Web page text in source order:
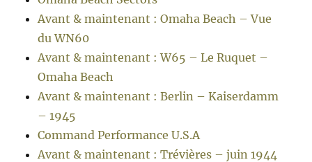
Avant & maintenant : Omaha Beach – Vue
du WN60
Avant & maintenant : W65 – Le Ruquet –
Omaha Beach
Avant & maintenant : Berlin – Kaiserdamm
– 1945
Command Performance U.S.A
Avant & maintenant : Trévières – juin 1944